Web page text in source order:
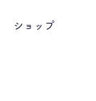
ショップ